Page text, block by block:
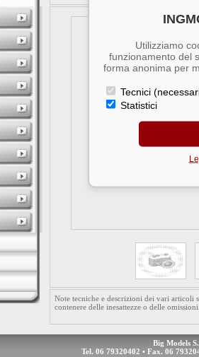
Note tecniche e descrizioni dei vari articoli
contenere delle inesattezze o delle
Big Models
Tel. 06 79320402 • Fax. 06
Utilizziamo
funzionamento del
forma anonima per
Tecnici
Statistici